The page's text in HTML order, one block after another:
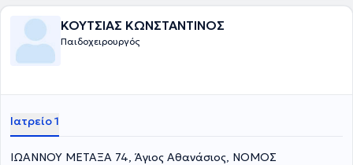
ΚΟΥΤΣΙΑΣ ΚΩΝΣΤΑΝΤΙΝΟΣ
Παιδοχειρουργός
Ιατρείο 1
ΙΩΑΝΝΟΥ ΜΕΤΑΞΑ 74, Άγιος Αθανάσιος, ΝΟΜΟΣ